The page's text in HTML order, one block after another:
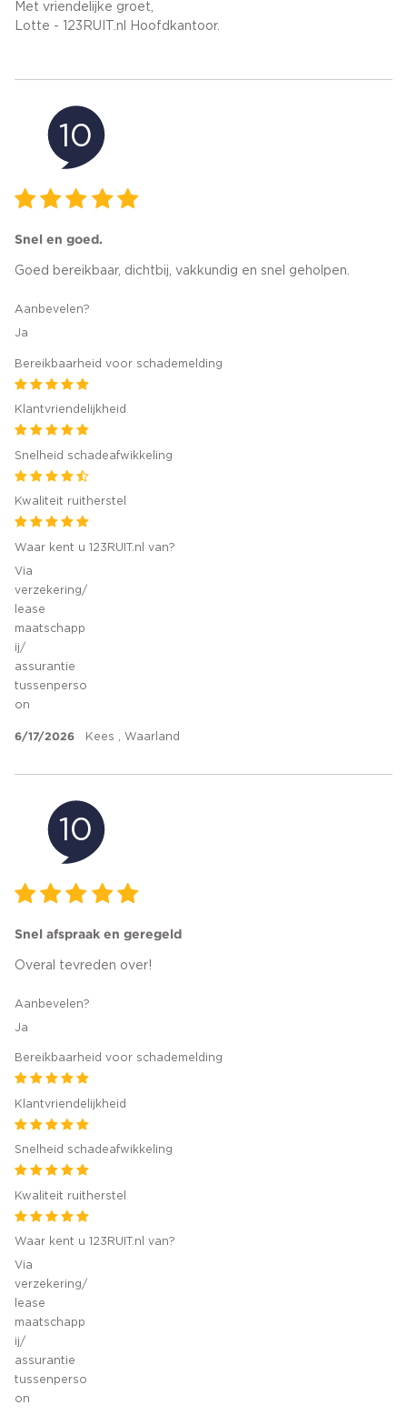
Met vriendelijke groet,
Lotte - 123RUIT.nl Hoofdkantoor.
10
Snel en goed.
Goed bereikbaar, dichtbij, vakkundig en snel geholpen.
Aanbevelen?
Ja
Bereikbaarheid voor schademelding
Klantvriendelijkheid
Snelheid schadeafwikkeling
Kwaliteit ruitherstel
Waar kent u 123RUIT.nl van?
Via
verzekering/
lease
maatschapp
ij/
assurantie
tussenperso
on
6/17/2026 Kees , Waarland
10
Snel afspraak en geregeld
Overal tevreden over!
Aanbevelen?
Ja
Bereikbaarheid voor schademelding
Klantvriendelijkheid
Snelheid schadeafwikkeling
Kwaliteit ruitherstel
Waar kent u 123RUIT.nl van?
Via
verzekering/
lease
maatschapp
ij/
assurantie
tussenperso
on